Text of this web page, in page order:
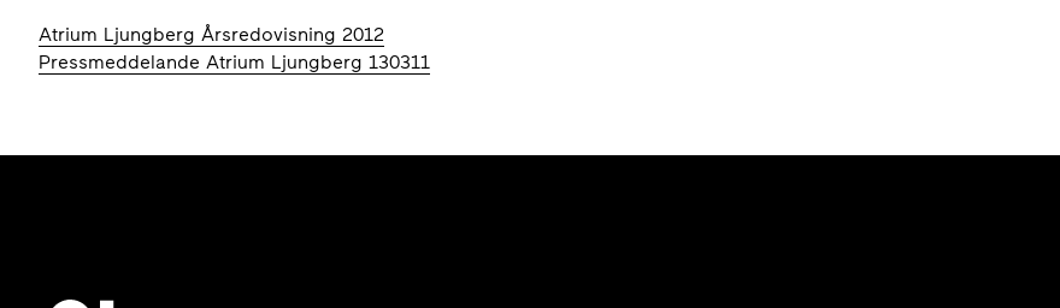
Atrium Ljungberg Årsredovisning 2012
Pressmeddelande Atrium Ljungberg 130311